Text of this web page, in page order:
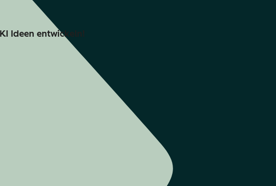
Ideen entwickeln!
teilen